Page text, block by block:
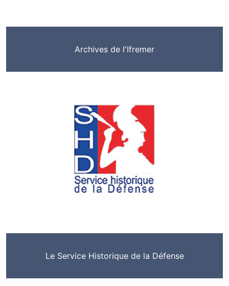
Archives de l'Ifremer
Le Service Historique de la Défense